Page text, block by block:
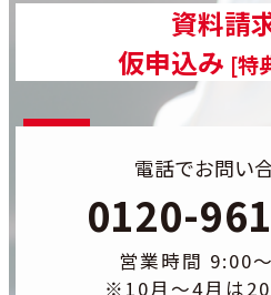
カラムリンク資料請
カラムリンク
仮申込み [特
電話でお問い
0120-
営業時間 9:00
※10月〜4月は